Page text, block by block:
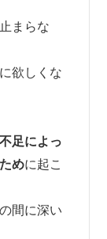
まらな
欲しくな
足によっ
めに起こ
間に深い